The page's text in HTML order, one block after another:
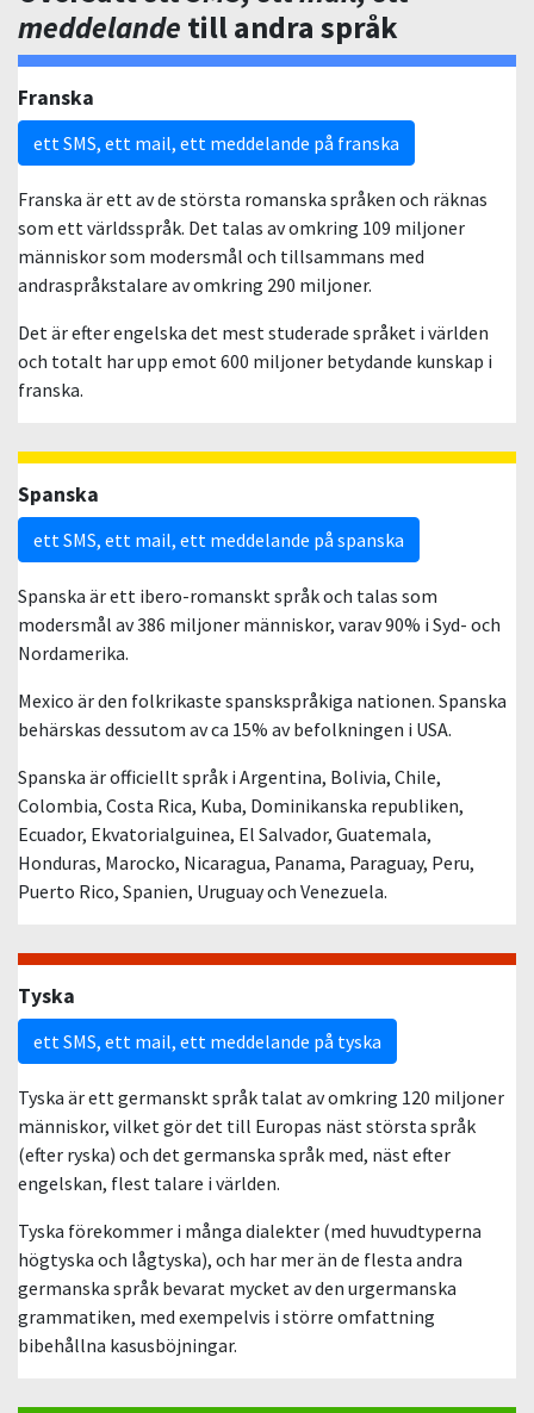
meddelande till andra språk
Franska
ett SMS, ett mail, ett meddelande på franska
Franska är ett av de största romanska språken och räknas
som ett världsspråk. Det talas av omkring 109 miljoner
människor som modersmål och tillsammans med
andraspråkstalare av omkring 290 miljoner.
Det är efter engelska det mest studerade språket i världen
och totalt har upp emot 600 miljoner betydande kunskap i
franska.
Spanska
ett SMS, ett mail, ett meddelande på spanska
Spanska är ett ibero-romanskt språk och talas som
modersmål av 386 miljoner människor, varav 90% i Syd- och
Nordamerika.
Mexico är den folkrikaste spanskspråkiga nationen. Spanska
behärskas dessutom av ca 15% av befolkningen i USA.
Spanska är officiellt språk i Argentina, Bolivia, Chile,
Colombia, Costa Rica, Kuba, Dominikanska republiken,
Ecuador, Ekvatorialguinea, El Salvador, Guatemala,
Honduras, Marocko, Nicaragua, Panama, Paraguay, Peru,
Puerto Rico, Spanien, Uruguay och Venezuela.
Tyska
ett SMS, ett mail, ett meddelande på tyska
Tyska är ett germanskt språk talat av omkring 120 miljoner
människor, vilket gör det till Europas näst största språk
(efter ryska) och det germanska språk med, näst efter
engelskan, flest talare i världen.
Tyska förekommer i många dialekter (med huvudtyperna
högtyska och lågtyska), och har mer än de flesta andra
germanska språk bevarat mycket av den urgermanska
grammatiken, med exempelvis i större omfattning
bibehållna kasusböjningar.